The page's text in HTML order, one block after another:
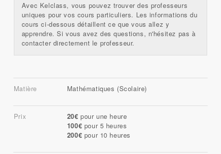
Avec Kelclass, vous pouvez trouver des professeurs
uniques pour vos cours particuliers. Les informations du
cours ci-dessous détaillent ce que vous allez y
apprendre. Si vous avez des questions, n'hésitez pas à
contacter directement le professeur.
Matière Mathématiques (Scolaire)
Prix 20€ pour une heure
100€ pour 5 heures
200€ pour 10 heures